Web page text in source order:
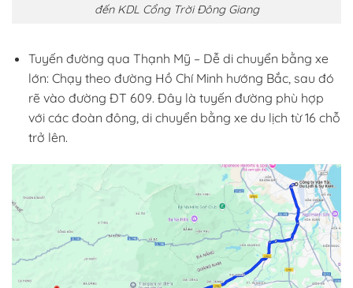
đến KDL Cổng Trời Đông Giang
Tuyến đường qua Thạnh Mỹ – Dễ di chuyển bằng xe
lớn: Chạy theo đường Hồ Chí Minh hướng Bắc, sau đó
rẽ vào đường ĐT 609. Đây là tuyến đường phù hợp
với các đoàn đông, di chuyển bằng xe du lịch từ 16 chỗ
trở lên.